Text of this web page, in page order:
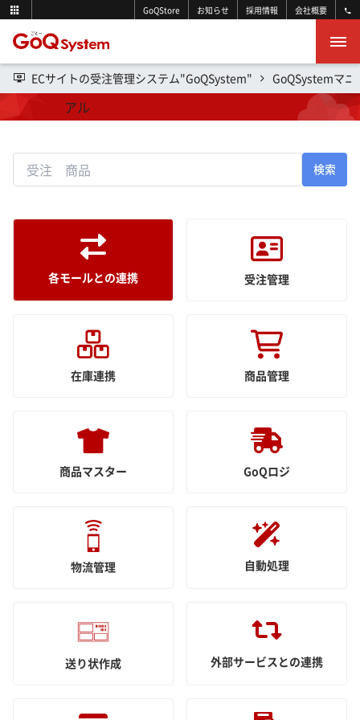
GoQStore お知らせ 採用情報 会社概要
ECサイトの受注管理システム"GoQSystem" GoQSystemマニ
操作マニュアル
検索
各モールとの連携 受注管理
在庫連携 商品管理
商品マスター GoQロジ
物流管理 自動処理
送り状作成 外部サービスとの連携